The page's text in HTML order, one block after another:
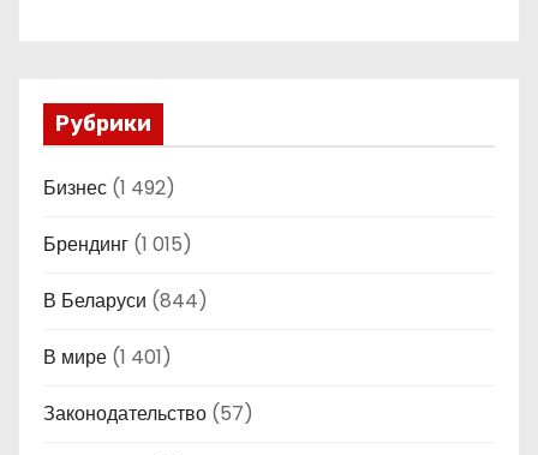
Рубрики
Бизнес (1 492)
Брендинг (1 015)
В Беларуси (844)
В мире (1 401)
Законодательство (57)